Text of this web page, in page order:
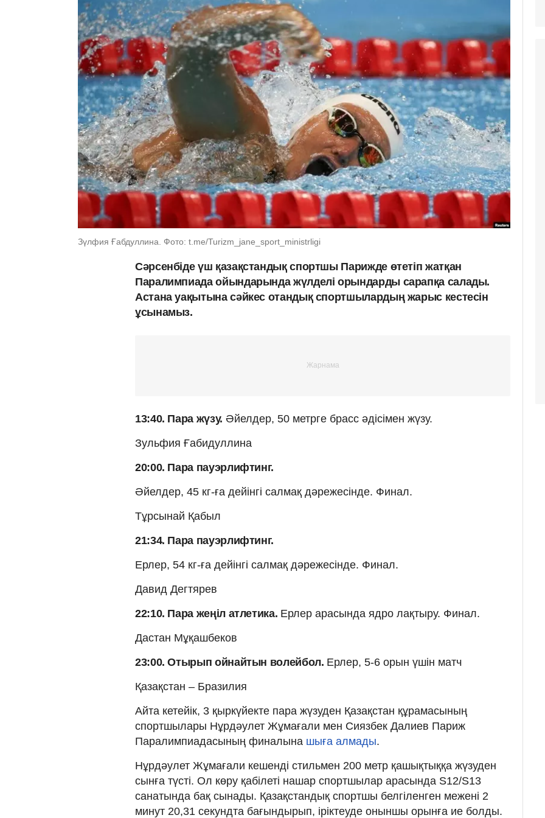
Зүлфия Ғабдуллина. Фото: t.me/Turizm_jane_sport_ministrligi
Сәрсенбіде үш қазақстандық спортшы Парижде өтетіп жатқан
Паралимпиада ойындарында жүлделі орындарды сарапқа салады.
Астана уақытына сәйкес отандық спортшылардың жарыс кестесін
ұсынамыз.
13:40. Пара жүзу. Әйелдер, 50 метрге брасс әдісімен жүзу.
Зульфия Ғабидуллина
20:00. Пара пауэрлифтинг.
Әйелдер, 45 кг-ға дейінгі салмақ дәрежесінде. Финал.
Тұрсынай Қабыл
21:34. Пара пауэрлифтинг.
Ерлер, 54 кг-ға дейінгі салмақ дәрежесінде. Финал.
Давид Дегтярев
22:10. Пара жеңіл атлетика. Ерлер арасында ядро ​​лақтыру. Финал.
Дастан Мұқашбеков
23:00. Отырып ойнайтын волейбол. Ерлер, 5-6 орын үшін матч
Қазақстан – Бразилия
Айта кетейік, 3 қыркүйекте пара жүзуден Қазақстан құрамасының
спортшылары Нұрдәулет Жұмағали мен Сиязбек Далиев Париж
Паралимпиадасының финалына шыға алмады.
Нұрдәулет Жұмағали кешенді стильмен 200 метр қашықтыққа жүзуден
сынға түсті. Ол көру қабілеті нашар спортшылар арасында S12/S13
санатында бақ сынады. Қазақстандық спортшы белгіленген межені 2
минут 20,31 секундта бағындырып, іріктеуде оныншы орынға ие болды.